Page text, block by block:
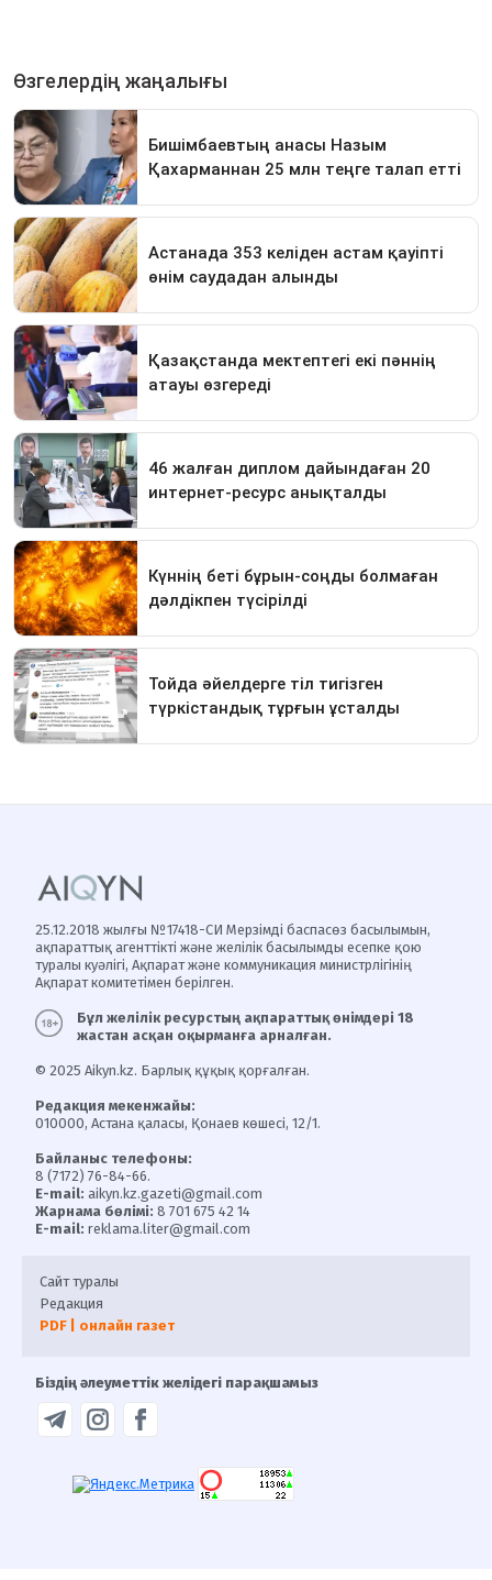
25.12.2018 жылғы №17418-СИ Мерзімді баспасөз басылымын,
ақпараттық агенттікті және желілік басылымды есепке қою
туралы куәлігі, Ақпарат және коммуникация министрлігінің
Ақпарат комитетімен берілген.
Бұл желілік ресурстың ақпараттық өнімдері 18
жастан асқан оқырманға арналған.
© 2025 Aikyn.kz. Барлық құқық қорғалған.
Редакция мекенжайы:
010000, Астана қаласы, Қонаев көшесі, 12/1.
Байланыс телефоны:
8 (7172) 76-84-66.
E-mail: aikyn.kz.gazeti@gmail.com
Жарнама бөлімі: 8 701 675 42 14
E-mail: reklama.liter@gmail.com
Сайт туралы
Редакция
PDF | онлайн газет
Біздің әлеуметтік желідегі парақшамыз